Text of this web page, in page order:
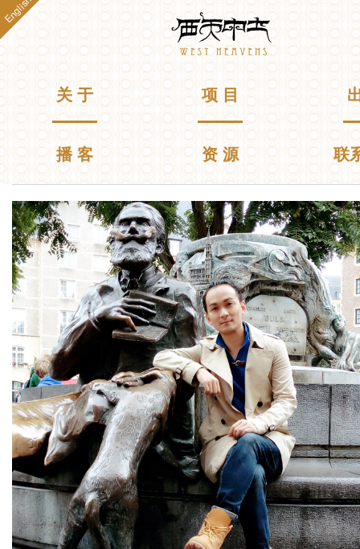
跳
转
到
主
要
内
容
Westheavens
English
主菜单 关 于 项 目
播 客 资 源 联
你在这里